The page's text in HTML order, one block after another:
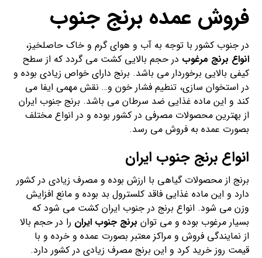
فروش عمده برنج جنوب
در جنوب کشور با توجه به آب و هوای گرم و خاک حاصلخیز،
انواع برنج مرغوب در حجم بالایی کشت می گردد که از سطح
کیفی بالایی برخوردار می باشد. برنج دارای خواص زیادی بوده و
در استخوان سازی، تنطیم فشار خون و… نقش مهمی ایفا می
کند و این ماده غذایی ضد سرطان می باشد. برنج جنوب ایران
از بهترین محصولات مصرفی در کشور بوده و در انواع مختلف
بصورت عمده به فروش می رسد.
انواع برنج جنوب ایران
برنج از محصولات گیاهی با ارزش بوده و مصرف زیادی در کشور
دارد و این ماده غذایی فاقد کلسترول بد بوده و مانع افزایش
وزن می شود. انواع برنج در جنوب ایران کشت می شود که
بسیار مرغوب بوده و می توان برنج جنوب ایران را در حجم بالا
از نمایندگی فروش و مراکز معتبر بصورت عمده و خرده و با
قیمت روز خرید کرد و این برنج مصرف زیادی در کشور دارد.